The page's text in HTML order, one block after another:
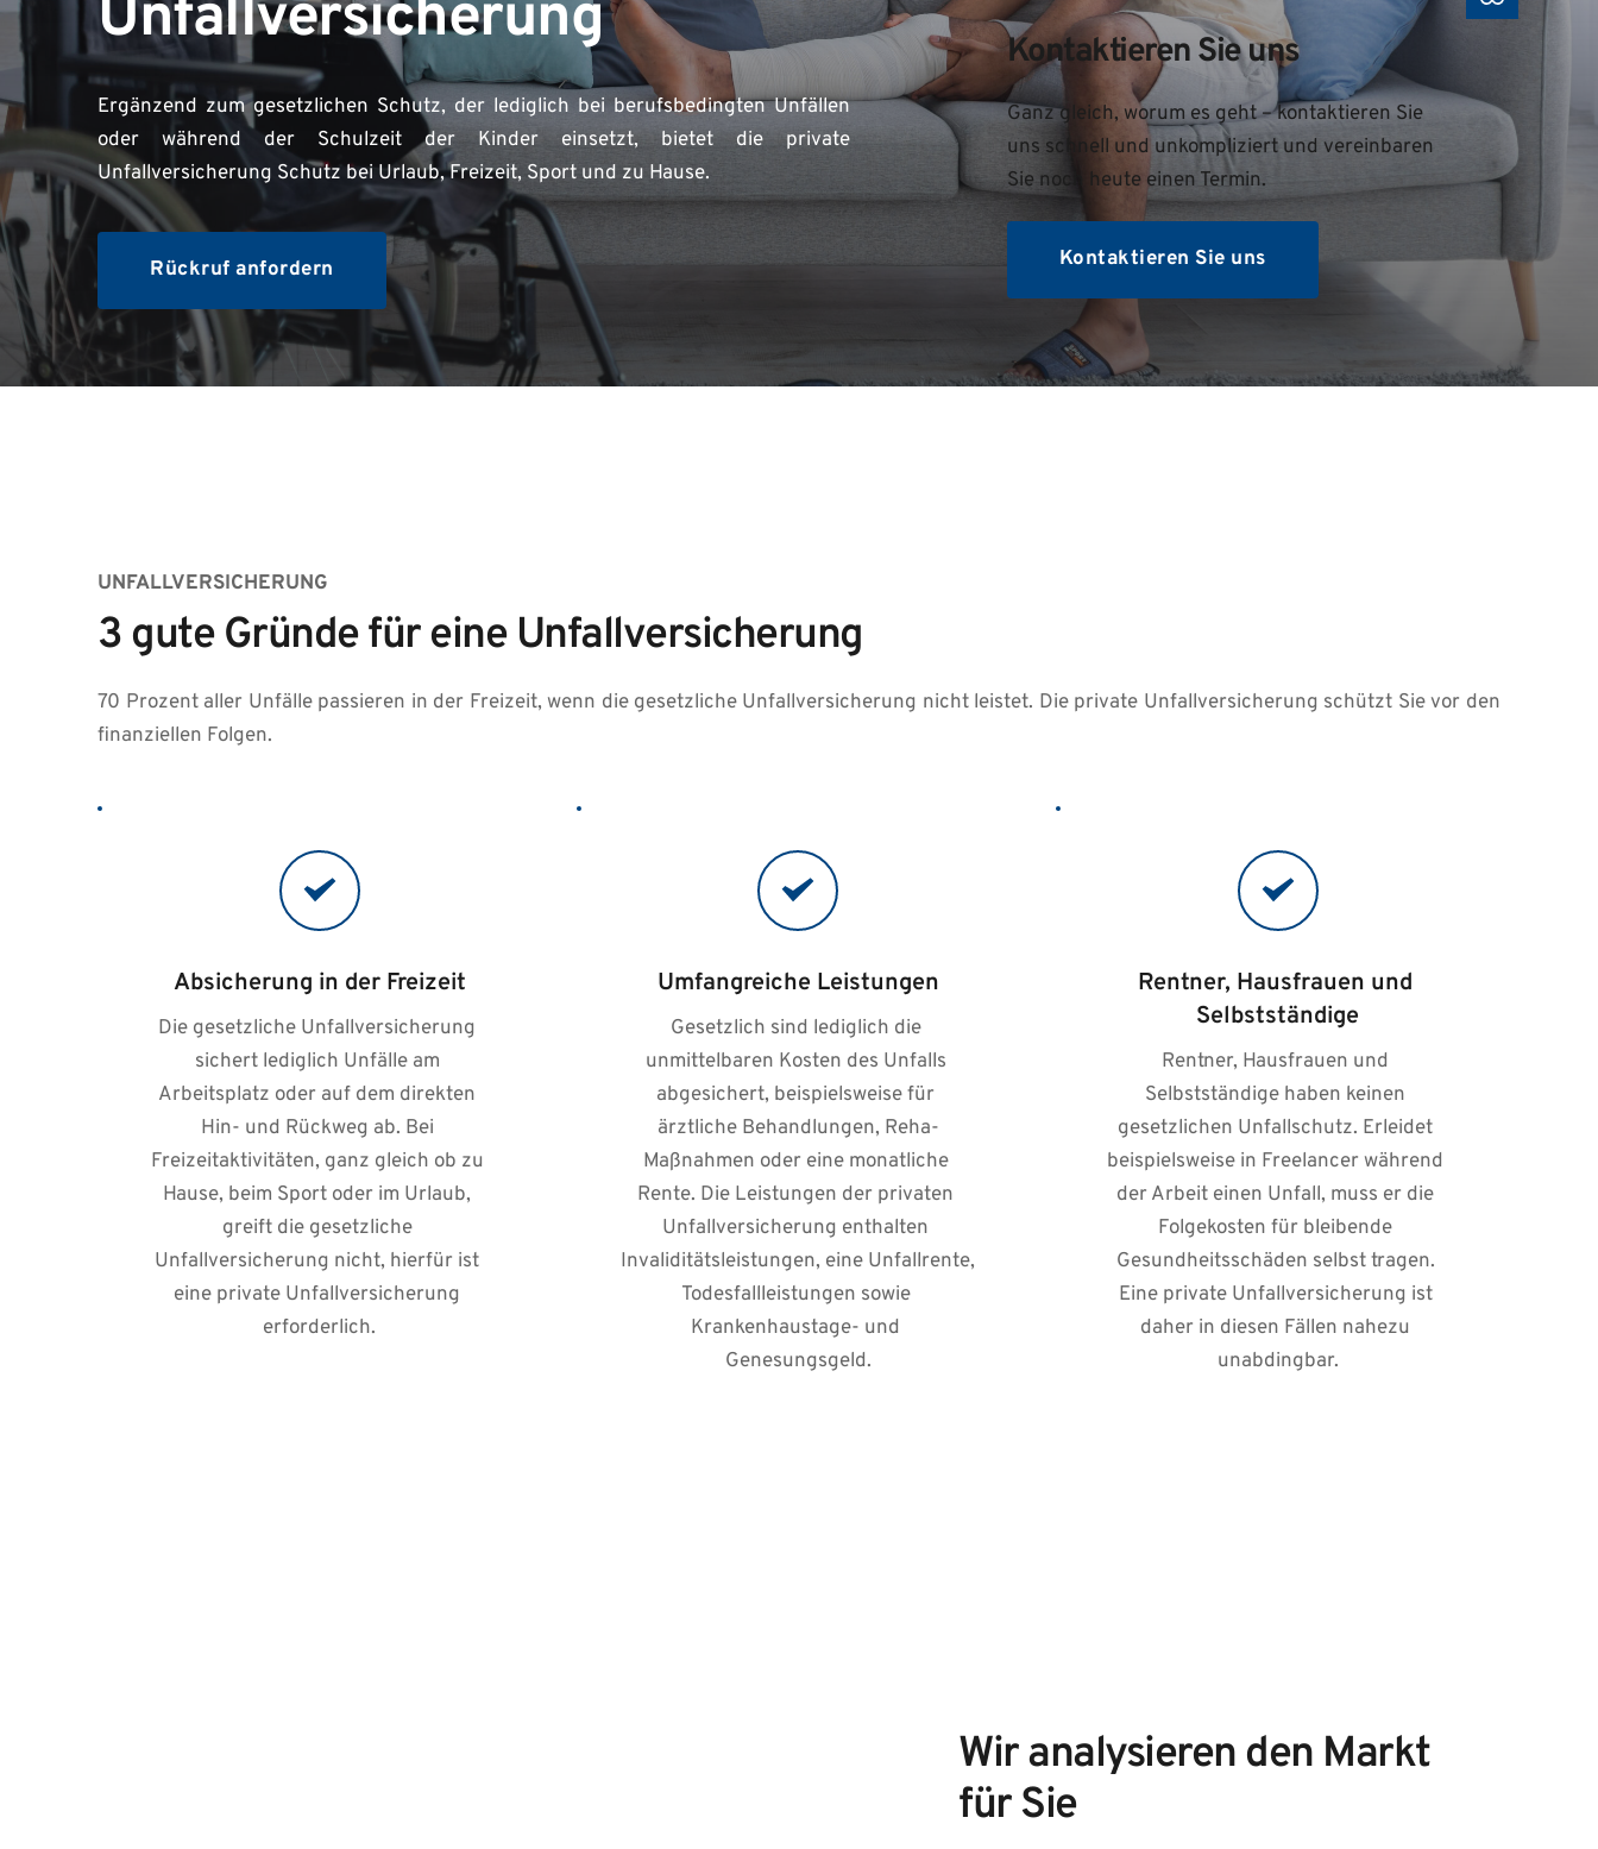
Unfallversicherung
Ergänzend zum gesetzlichen Schutz, der lediglich bei berufsbedingten Unfällen
oder während der Schulzeit der Kinder einsetzt, bietet die private
Unfallversicherung Schutz bei Urlaub, Freizeit, Sport und zu Hause.
Rückruf anfordern
Kontaktieren Sie uns
Ganz gleich, worum es geht – kontaktieren Sie
uns schnell und unkompliziert und vereinbaren
Sie noch heute einen Termin.
Kontaktieren Sie uns
UNFALLVERSICHERUNG
3 gute Gründe für eine Unfallversicherung
70 Prozent aller Unfälle passieren in der Freizeit, wenn die gesetzliche Unfallversicherung nicht leistet. Die private Unfallversicherung schützt Sie vor den
finanziellen Folgen.
Absicherung in der Freizeit
Die gesetzliche Unfallversicherung
sichert lediglich Unfälle am
Arbeitsplatz oder auf dem direkten
Hin- und Rückweg ab. Bei
Freizeitaktivitäten, ganz gleich ob zu
Hause, beim Sport oder im Urlaub,
greift die gesetzliche
Unfallversicherung nicht, hierfür ist
eine private Unfallversicherung
erforderlich.
Umfangreiche Leistungen
Gesetzlich sind lediglich die
unmittelbaren Kosten des Unfalls
abgesichert, beispielsweise für
ärztliche Behandlungen, Reha-
Maßnahmen oder eine monatliche
Rente. Die Leistungen der privaten
Unfallversicherung enthalten
Invaliditätsleistungen, eine Unfallrente,
Todesfallleistungen sowie
Krankenhaustage- und
Genesungsgeld.
Rentner, Hausfrauen und
Selbstständige
Rentner, Hausfrauen und
Selbstständige haben keinen
gesetzlichen Unfallschutz. Erleidet
beispielsweise in Freelancer während
der Arbeit einen Unfall, muss er die
Folgekosten für bleibende
Gesundheitsschäden selbst tragen.
Eine private Unfallversicherung ist
daher in diesen Fällen nahezu
unabdingbar.
Wir analysieren den Markt
für Sie